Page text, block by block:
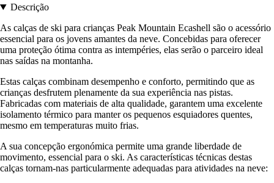
Descrição
As calças de ski para crianças Peak Mountain Ecashell são o acessório
essencial para os jovens amantes da neve. Concebidas para oferecer
uma proteção ótima contra as intempéries, elas serão o parceiro ideal
nas saídas na montanha.
Estas calças combinam desempenho e conforto, permitindo que as
crianças desfrutem plenamente da sua experiência nas pistas.
Fabricadas com materiais de alta qualidade, garantem uma excelente
isolamento térmico para manter os pequenos esquiadores quentes,
mesmo em temperaturas muito frias.
A sua concepção ergonómica permite uma grande liberdade de
movimento, essencial para o ski. As características técnicas destas
calças tornam-nas particularmente adequadas para atividades na neve: